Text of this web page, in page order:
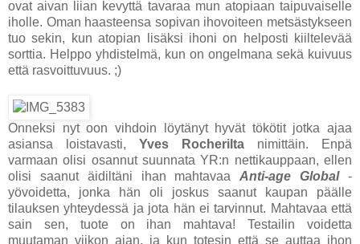
ovat aivan liian kevyttä tavaraa mun atopiaan taipuvaiselle
iholle. Oman haasteensa sopivan ihovoiteen metsästykseen
tuo sekin, kun atopian lisäksi ihoni on helposti kiiltelevää
sorttia. Helppo yhdistelmä, kun on ongelmana sekä kuivuus
että rasvoittuvuus. ;)
Onneksi nyt oon vihdoin löytänyt hyvät tökötit jotka ajaa
asiansa loistavasti, Yves Rocherilta nimittäin. Enpä
varmaan olisi osannut suunnata YR:n nettikauppaan, ellen
olisi saanut äidiltäni ihan mahtavaaAnti-age Global-
yövoidetta, jonka hän oli joskus saanut kaupan päälle
tilauksen yhteydessä ja jota hän ei tarvinnut. Mahtavaa että
sain sen, tuote on ihan mahtava! Testailin voidetta
muutaman viikon ajan, ja kun totesin että se auttaa ihon